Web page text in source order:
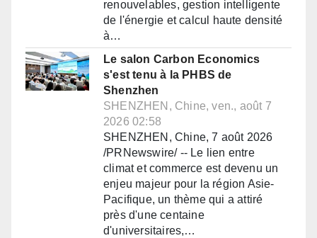
renouvelables, gestion intelligente
de l'énergie et calcul haute densité
à…
Le salon Carbon Economics
s'est tenu à la PHBS de
Shenzhen
SHENZHEN, Chine, ven., août 7
2026 02:58
SHENZHEN, Chine, 7 août 2026
/PRNewswire/ -- Le lien entre
climat et commerce est devenu un
enjeu majeur pour la région Asie-
Pacifique, un thème qui a attiré
près d'une centaine
d'universitaires,…